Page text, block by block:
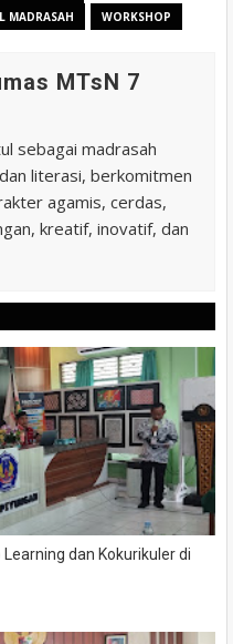
MADRASAH WORKSHOP
MTsN 7
sebagai madrasah
literasi, berkomitmen
agamis, cerdas,
kreatif, inovatif, dan
dan Kokurikuler di